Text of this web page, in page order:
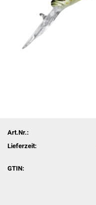
Art.Nr.:
Lieferzeit:
GTIN: